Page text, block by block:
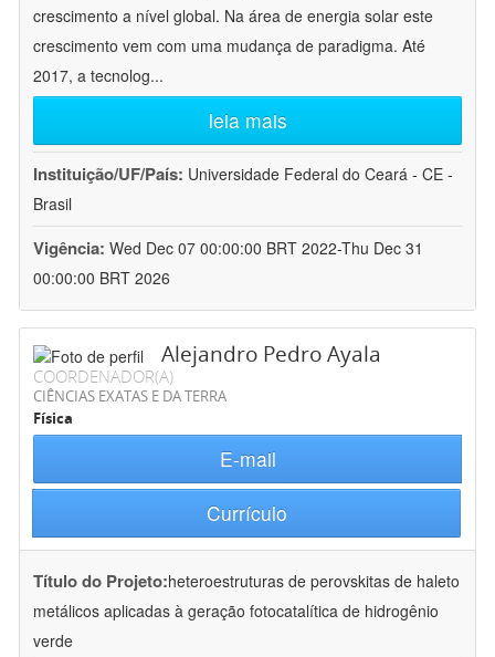
crescimento a nível global. Na área de energia solar este
crescimento vem com uma mudança de paradigma. Até
2017, a tecnolog...
leia mais
Instituição/UF/País: Universidade Federal do Ceará - CE -
Brasil
Vigência: Wed Dec 07 00:00:00 BRT 2022-Thu Dec 31
00:00:00 BRT 2026
Alejandro Pedro Ayala
COORDENADOR(A)
CIÊNCIAS EXATAS E DA TERRA
Física
E-mail
Currículo
Título do Projeto:heteroestruturas de perovskitas de haleto
metálicos aplicadas à geração fotocatalítica de hidrogênio
verde